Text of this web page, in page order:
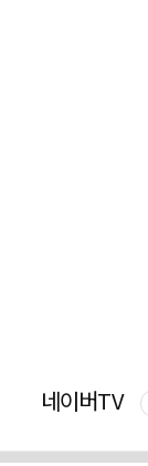
네이버TV